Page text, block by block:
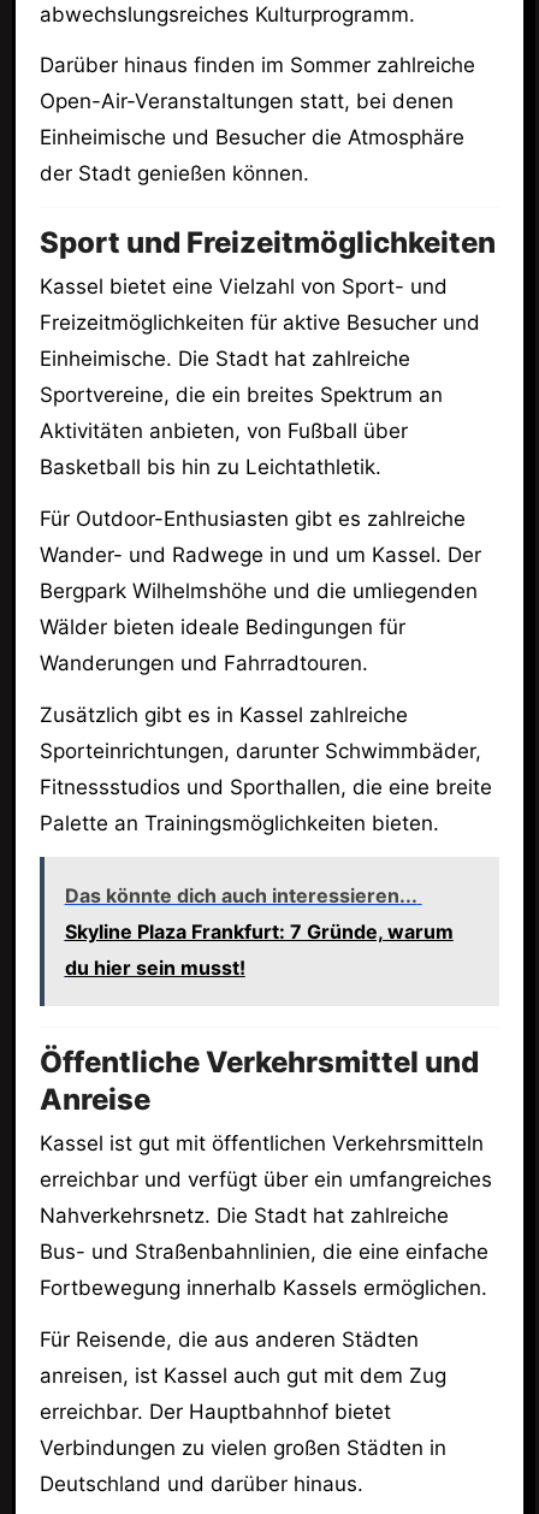
abwechslungsreiches Kulturprogramm.
Darüber hinaus finden im Sommer zahlreiche
Open-Air-Veranstaltungen statt, bei denen
Einheimische und Besucher die Atmosphäre
der Stadt genießen können.
Sport und Freizeitmöglichkeiten
Kassel bietet eine Vielzahl von Sport- und
Freizeitmöglichkeiten für aktive Besucher und
Einheimische. Die Stadt hat zahlreiche
Sportvereine, die ein breites Spektrum an
Aktivitäten anbieten, von Fußball über
Basketball bis hin zu Leichtathletik.
Für Outdoor-Enthusiasten gibt es zahlreiche
Wander- und Radwege in und um Kassel. Der
Bergpark Wilhelmshöhe und die umliegenden
Wälder bieten ideale Bedingungen für
Wanderungen und Fahrradtouren.
Zusätzlich gibt es in Kassel zahlreiche
Sporteinrichtungen, darunter Schwimmbäder,
Fitnessstudios und Sporthallen, die eine breite
Palette an Trainingsmöglichkeiten bieten.
Das könnte dich auch interessieren...
Skyline Plaza Frankfurt: 7 Gründe, warum
du hier sein musst!
Öffentliche Verkehrsmittel und
Anreise
Kassel ist gut mit öffentlichen Verkehrsmitteln
erreichbar und verfügt über ein umfangreiches
Nahverkehrsnetz. Die Stadt hat zahlreiche
Bus- und Straßenbahnlinien, die eine einfache
Fortbewegung innerhalb Kassels ermöglichen.
Für Reisende, die aus anderen Städten
anreisen, ist Kassel auch gut mit dem Zug
erreichbar. Der Hauptbahnhof bietet
Verbindungen zu vielen großen Städten in
Deutschland und darüber hinaus.